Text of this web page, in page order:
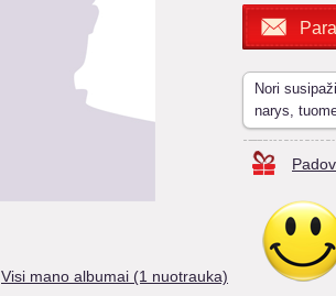
Visi mano albumai (1 nuotrauka)
Nori
narys,